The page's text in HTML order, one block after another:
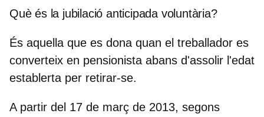
Què és la jubilació anticipada voluntària?
És aquella que es dona quan el treballador es
converteix en pensionista abans d'assolir l'edat
establerta per retirar-se.
A partir del 17 de març de 2013, segons